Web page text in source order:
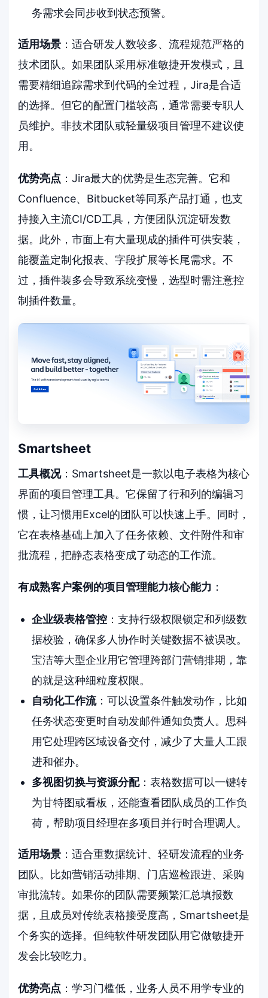
务需求会同步收到状态预警。
适用场景 ：适合研发人数较多、流程规范严格的
技术团队。如果团队采用标准敏捷开发模式，且
需要精细追踪需求到代码的全过程，Jira是合适
的选择。但它的配置门槛较高，通常需要专职人
员维护。非技术团队或轻量级项目管理不建议使
用。
优势亮点 ：Jira最大的优势是生态完善。它和
Confluence、Bitbucket等同系产品打通，也支
持接入主流CI/CD工具，方便团队沉淀研发数
据。此外，市面上有大量现成的插件可供安装，
能覆盖定制化报表、字段扩展等长尾需求。不
过，插件装多会导致系统变慢，选型时需注意控
制插件数量。
Smartsheet
工具概况：Smartsheet是一款以电子表格为核心
界面的项目管理工具。它保留了行和列的编辑习
惯，让习惯用Excel的团队可以快速上手。同时，
它在表格基础上加入了任务依赖、文件附件和审
批流程，把静态表格变成了动态的工作流。
有成熟客户案例的项目管理能力核心能力 ：
企业级表格管控：支持行级权限锁定和列级数
据校验，确保多人协作时关键数据不被误改。
宝洁等大型企业用它管理跨部门营销排期，靠
的就是这种细粒度权限。
自动化工作流：可以设置条件触发动作，比如
任务状态变更时自动发邮件通知负责人。思科
用它处理跨区域设备交付，减少了大量人工跟
进和催办。
多视图切换与资源分配：表格数据可以一键转
为甘特图或看板，还能查看团队成员的工作负
荷，帮助项目经理在多项目并行时合理调人。
适用场景 ：适合重数据统计、轻研发流程的业务
团队。比如营销活动排期、门店巡检跟进、采购
审批流转。如果你的团队需要频繁汇总填报数
据，且成员对传统表格接受度高，Smartsheet是
个务实的选择。但纯软件研发团队用它做敏捷开
发会比较吃力。
优势亮点 ：学习门槛低，业务人员不用学专业的